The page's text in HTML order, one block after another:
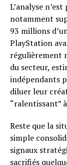
L’analyse
notamment
93 millions
PlayStation
régulièrement
du secteur,
indépendants
diluer leur
“ralentissant”
Reste que la
simple
signaux
sacrifiés